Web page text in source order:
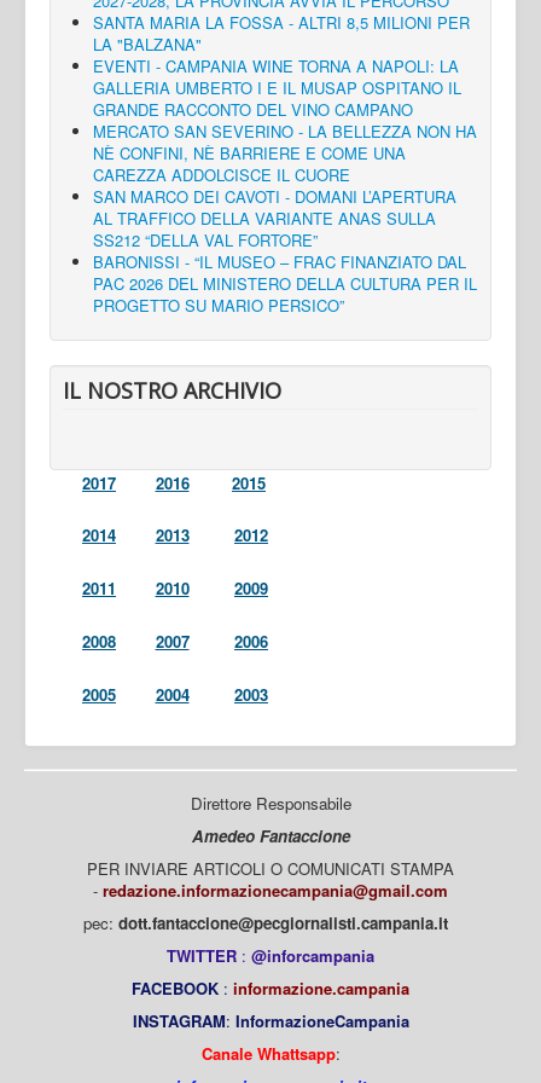
SANTA MARIA LA FOSSA - ALTRI 8,5 MILIONI PER
LA "BALZANA"
EVENTI - CAMPANIA WINE TORNA A NAPOLI: LA
GALLERIA UMBERTO I E IL MUSAP OSPITANO IL
GRANDE RACCONTO DEL VINO CAMPANO
MERCATO SAN SEVERINO - LA BELLEZZA NON HA
NÈ CONFINI, NÈ BARRIERE E COME UNA
CAREZZA ADDOLCISCE IL CUORE
SAN MARCO DEI CAVOTI - DOMANI L’APERTURA
AL TRAFFICO DELLA VARIANTE ANAS SULLA
SS212 “DELLA VAL FORTORE”
BARONISSI - “IL MUSEO – FRAC FINANZIATO DAL
PAC 2026 DEL MINISTERO DELLA CULTURA PER IL
PROGETTO SU MARIO PERSICO”
IL NOSTRO ARCHIVIO
2017 2016 2015
2014 2013 2012
2011 2010 2009
2008 2007 2006
2005 2004 2003
Direttore Responsabile
Amedeo Fantaccione
PER INVIARE ARTICOLI O COMUNICATI STAMPA
- redazione.informazionecampania@gmail.com
pec: dott.fantaccione@pecgiornalisti.campania.it
TWITTER : @inforcampania
FACEBOOK : informazione.campania
INSTAGRAM: InformazioneCampania
Canale Whattsapp: